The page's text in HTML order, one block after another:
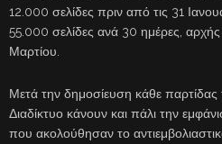
12.000 σελίδες πριν από τις 31
55.000 σελίδες ανά 30 ημέρες,
Μαρτίου.
Μετά την δημοσίευση κάθε
Διαδίκτυο κάνουν και πάλι την
που ακολούθησαν το